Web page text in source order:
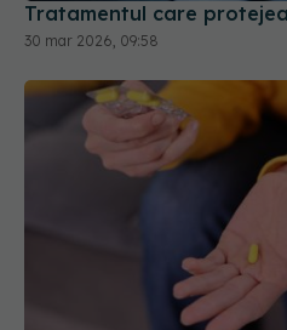
Tratamentul care
30 mar 2026, 09:58